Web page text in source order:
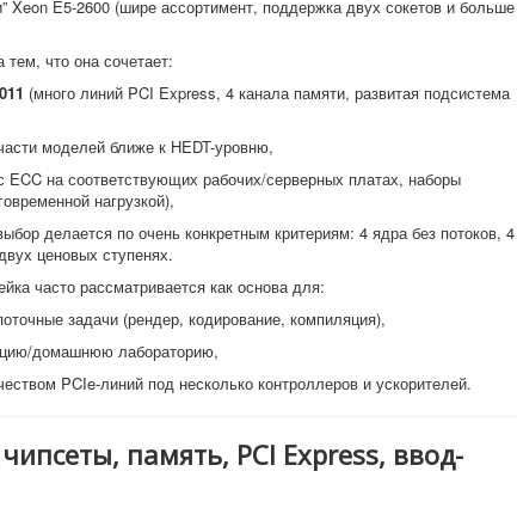
Xeon E5-2600 (шире ассортимент, поддержка двух сокетов и больше
тем, что она сочетает:
(много линий PCI Express, 4 канала памяти, развитая подсистема
моделей ближе к HEDT-уровню,
ECC на соответствующих рабочих/серверных платах, наборы
нагрузкой),
делается по очень конкретным критериям: 4 ядра без потоков, 4
ценовых ступенях.
часто рассматривается как основа для:
задачи (рендер, кодирование, компиляция),
домашнюю лабораторию,
PCIe-линий под несколько контроллеров и ускорителей.
память, PCI Express, ввод-